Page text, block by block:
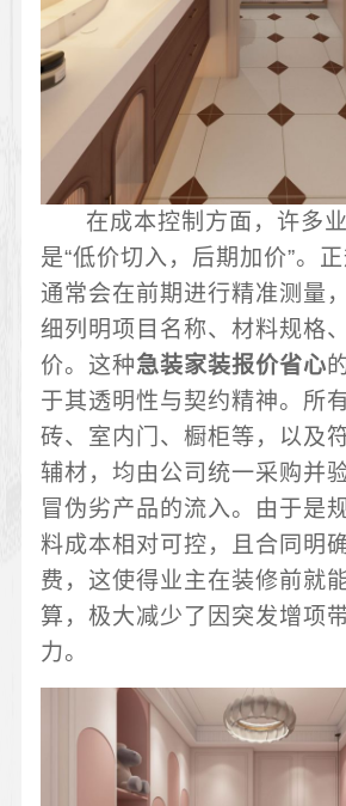
在成本控制方面，许多
是“低价切入，后期加价”。
通常会在前期进行精准测量
细列明项目名称、材料规格
价。这种急装家装报价省心
于其透明性与契约精神。所
砖、室内门、橱柜等，以及
辅材，均由公司统一采购并
冒伪劣产品的流入。由于是
料成本相对可控，且合同明
费，这使得业主在装修前就
算，极大减少了因突发增项
力。